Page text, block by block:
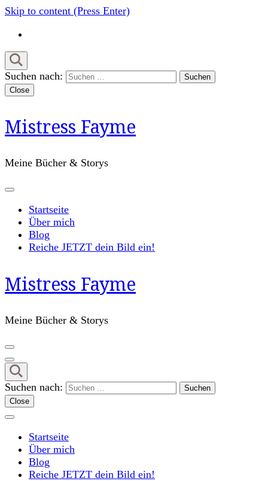
Skip to content (Press Enter)
Suchen nach:
Close
Mistress Fayme
Meine Bücher & Storys
Startseite
Über mich
Blog
Reiche JETZT dein Bild ein!
Mistress Fayme
Meine Bücher & Storys
Suchen nach:
Close
Startseite
Über mich
Blog
Reiche JETZT dein Bild ein!